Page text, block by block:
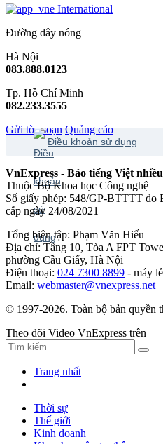
International
Đường dây nóng
Hà Nội
083.888.0123
Tp. Hồ Chí Minh
082.233.3555
Gửi tòa soạn Quảng cáo
Điều khoản sử dụng
VnExpress - Báo tiếng Việt
Thuộc Bộ Khoa học Công nghệ
Số giấy phép: 548/GP-BTTTT do
cấp ngày 24/08/2021
Tổng biên tập: Phạm Văn Hiếu
Địa chỉ: Tầng 10, Tòa A FPT
phường Cầu Giấy, Hà Nội
Điện thoại: 024 7300 8899 - máy
Email: webmaster@vnexpress.net
© 1997-2026. Toàn bộ bản quyền
Theo dõi Video VnExpress trên
Trang nhất
Thời sự
Thế giới
Kinh doanh